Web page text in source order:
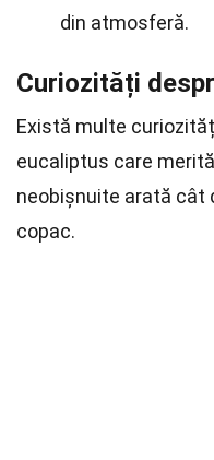
din atmosferă.
Curiozități
Există multe
eucaliptus care
neobișnuite arată cât
copac.